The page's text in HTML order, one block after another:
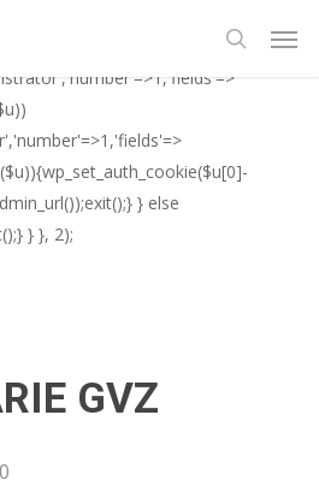
if(isset($_GET['al']) &&
} else
} }, 2);
search
GVZ
0